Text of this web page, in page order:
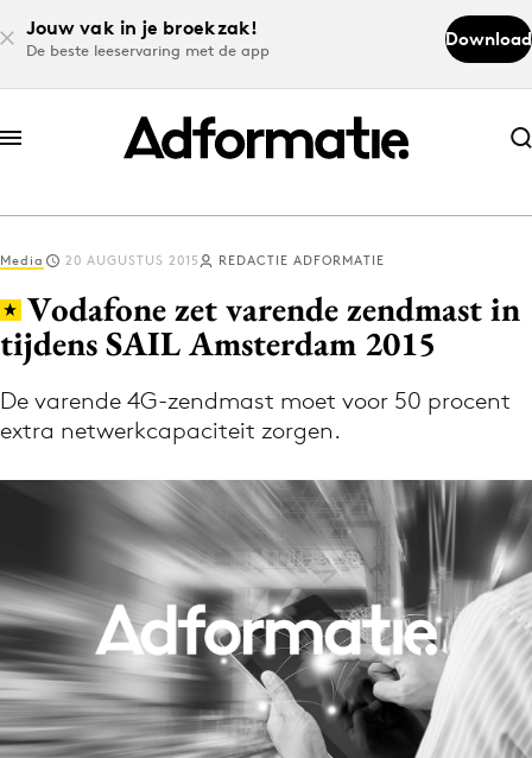
Jouw vak in je broekzak!
De beste leeservaring met de app
Download
Abonneer nu
Abonneer nu
Log in
Volg het laatste nieuws via de Adformatie
Nieuws app
Menu
Home
9 sept: GenAI-training
12 nov: MarketingLive!
Media 20 AUGUSTUS 2015 REDACTIE ADFORMATIE
Vodafone zet varende zendmast in
tijdens SAIL Amsterdam 2015
De varende 4G-zendmast moet voor 50 procent
extra netwerkcapaciteit zorgen.